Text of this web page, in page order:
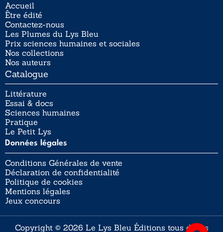
Accueil
Être édité
Contactez-nous
Les Plumes du Lys Bleu
Prix sciences humaines et sociales
Nos collections
Nos auteurs
Catalogue
Littérature
Essai & docs
Sciences humaines
Pratique
Le Petit Lys
Données légales
Conditions Générales de vente
Déclaration de confidentialité
Politique de cookies
Mentions légales
Jeux concours
Copyright © 2026 Le Lys Bleu Éditions tous droits